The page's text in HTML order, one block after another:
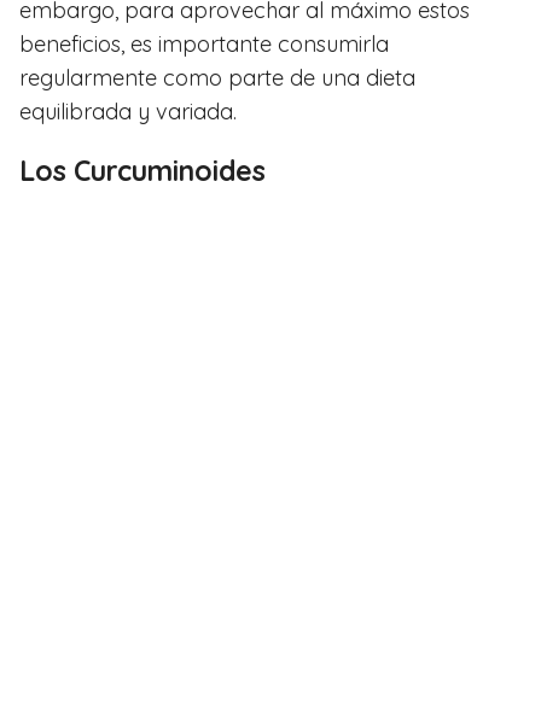
embargo, para aprovechar al máximo estos
beneficios, es importante consumirla
regularmente como parte de una dieta
equilibrada y variada.
Los Curcuminoides